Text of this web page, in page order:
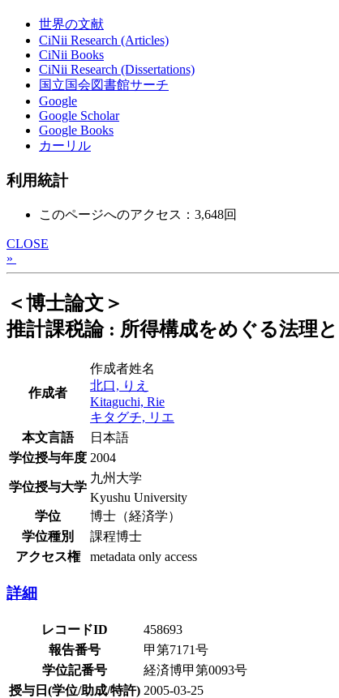
世界の文献
CiNii Research (Articles)
CiNii Books
CiNii Research (Dissertations)
国立国会図書館サーチ
Google
Google Scholar
Google Books
カーリル
利用統計
このページへのアクセス：3,648回
CLOSE
»
＜博士論文＞
推計課税論 : 所得構成をめぐる法理
作成者
作成者姓名
北口, りえ
Kitaguchi, Rie
キタグチ, リエ
本文言語
日本語
学位授与年度 2004
学位授与大学
九州大学
Kyushu University
学位
博士（経済学）
学位種別
課程博士
アクセス権
metadata only access
詳細
レコードID
458693
報告番号
甲第7171号
学位記番号
経済博甲第0093号
授与日(学位/助成/特許) 2005-03-25